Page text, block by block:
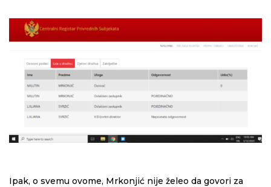
Ipak, o svemu ovome, Mrkonjić nije želeo da govori za